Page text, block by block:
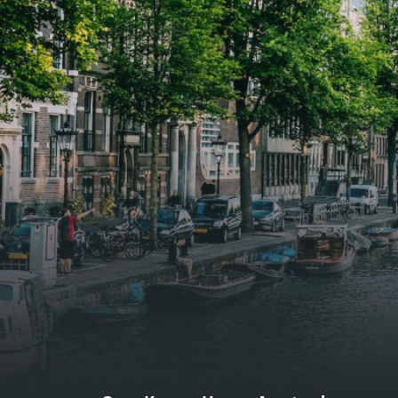
biedt genoeg ruimte voor een
gezellige zithoek én een stijlvolle
eethoek. De keuken is van alle
gemakken voorzien, perfect voor het
bereiden van heerlijke maaltijden.
Vanuit de woonkamer stap je zo het
balkon op, waar je kunt genieten
van een prachtig uitzicht en een
moment van rust. De woning
beschikt over twee comfortabele
slaapkamers van respectievelijk 12,1
m² en 8 m². Beide kamers bieden tal
van mogelijkheden, zoals een fijne
werkplek, een logeerkamer of een
persoonlijke slaapkamer. De
biedt
van
m²
van